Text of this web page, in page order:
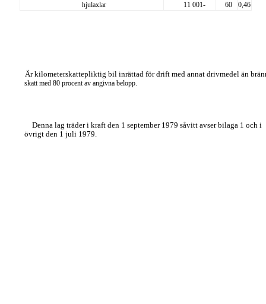
hjulaxlar
11 001- 60 0,46
Är kilometerskattepliktig bil inrättad för drift med annat drivmedel än
skatt med 80 procent av angivna belopp.
Denna lag träder i kraft den 1 september 1979 såvitt avser bilaga 1 och i
övrigt den 1 juli 1979.